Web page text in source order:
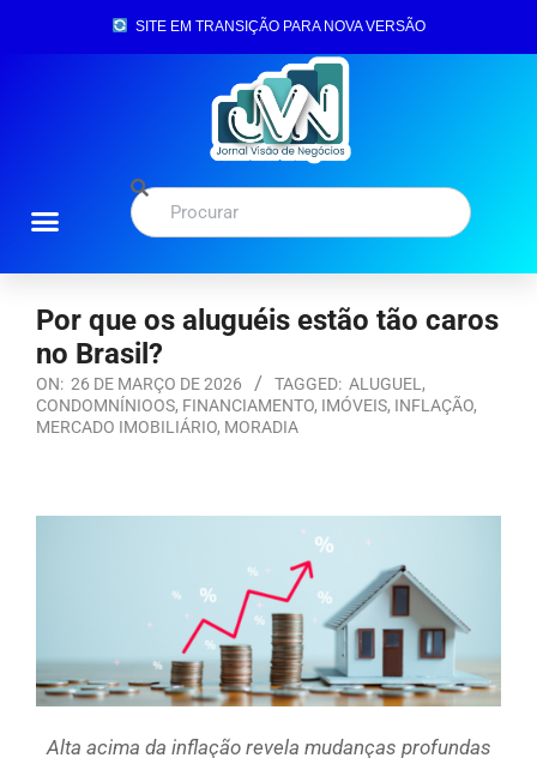
SITE EM TRANSIÇÃO PARA NOVA VERSÃO
Por que os aluguéis estão tão caros
no Brasil?
ON: 26 DE MARÇO DE 2026 TAGGED: ALUGUEL ,
CONDOMNÍNIOOS, FINANCIAMENTO, IMÓVEIS, INFLAÇÃO,
MERCADO IMOBILIÁRIO, MORADIA
Alta acima da inflação revela mudanças profundas